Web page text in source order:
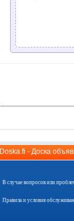
Doska.fi - Доска
В случае вопросов или
Правила и условия